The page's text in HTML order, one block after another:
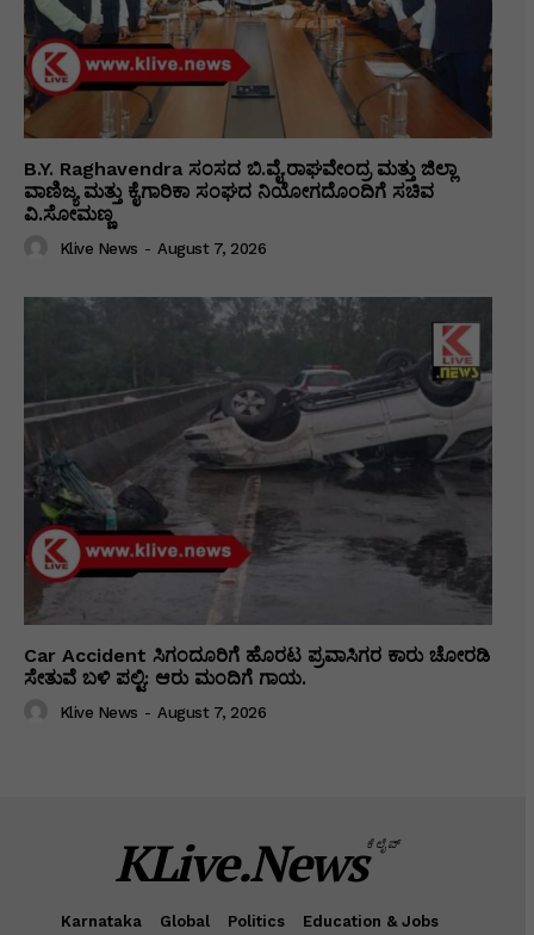
B.Y. Raghavendra ಸಂಸದ ಬಿ.ವೈ.ರಾಘವೇಂದ್ರ ಮತ್ತು ಜಿಲ್ಲಾ
ವಾಣಿಜ್ಯ ಮತ್ತು ಕೈಗಾರಿಕಾ ಸಂಘದ ನಿಯೋಗದೊಂದಿಗೆ ಸಚಿವ
ವಿ‌.ಸೋಮಣ್ಣ
Klive News - August 7, 2026
Car Accident ಸಿಗಂದೂರಿಗೆ ಹೊರಟ ಪ್ರವಾಸಿಗರ ಕಾರು ಚೋರಡಿ
ಸೇತುವೆ ಬಳಿ ಪಲ್ಟಿ: ಆರು ಮಂದಿಗೆ ಗಾಯ.
Klive News - August 7, 2026
KLive.Newsಕೆಲೈವ್
Karnataka Global Politics
Education & Jobs